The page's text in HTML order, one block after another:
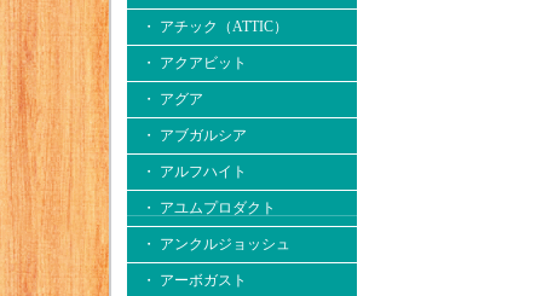
・ アチック（ATTIC）
・ アクアビット
・ アグア
・ アブガルシア
・ アルフハイト
・ アユムプロダクト
・ アンクルジョッシュ
・ アーボガスト